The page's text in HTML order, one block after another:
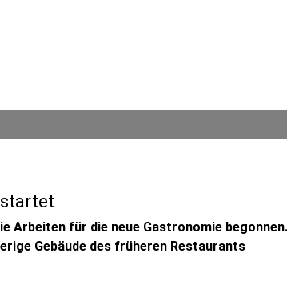
Arbeiten für die neue Gastronomie
Gebäude des früheren Restaurants